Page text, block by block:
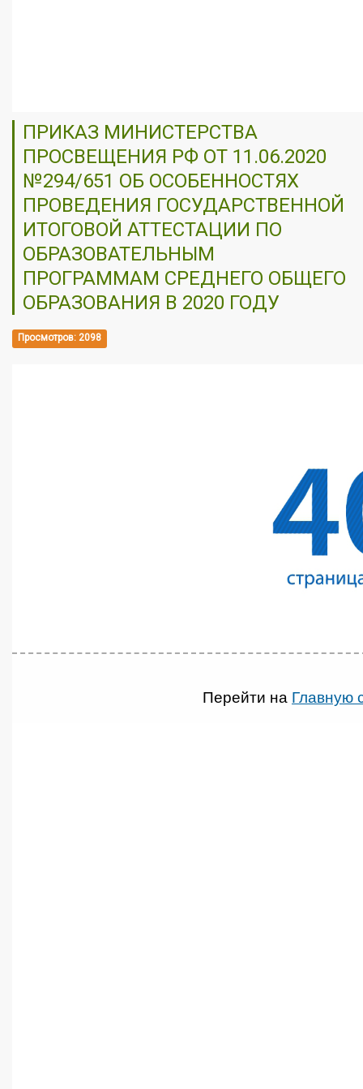
ПРИКАЗ МИНИСТЕРСТВА
ПРОСВЕЩЕНИЯ РФ ОТ 11.06.2020
№294/651 ОБ ОСОБЕННОСТЯХ
ПРОВЕДЕНИЯ ГОСУДАРСТВЕННОЙ
ИТОГОВОЙ АТТЕСТАЦИИ ПО
ОБРАЗОВАТЕЛЬНЫМ
ПРОГРАММАМ СРЕДНЕГО ОБЩЕГО
ОБРАЗОВАНИЯ В 2020 ГОДУ
Просмотров: 2098